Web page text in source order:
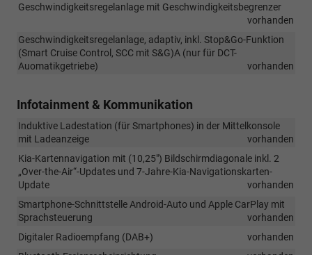
Geschwindigkeitsregelanlage mit Geschwindigkeitsbegrenzer
vorhanden
Geschwindigkeitsregelanlage, adaptiv, inkl. Stop&Go-Funktion
(Smart Cruise Control, SCC mit S&G)A (nur für DCT-
Auomatikgetriebe)
vorhanden
Infotainment & Kommunikation
Induktive Ladestation (für Smartphones) in der Mittelkonsole
mit Ladeanzeige
vorhanden
Kia-Kartennavigation mit (10,25") Bildschirmdiagonale inkl. 2
„Over-the-Air“-Updates und 7-Jahre-Kia-Navigationskarten-
Update
vorhanden
Smartphone-Schnittstelle Android-Auto und Apple CarPlay mit
Sprachsteuerung
vorhanden
Digitaler Radioempfang (DAB+)
vorhanden